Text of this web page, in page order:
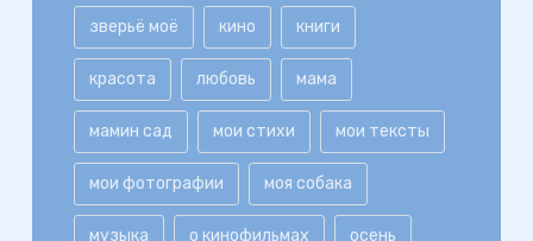
зверьё моё кино книги
красота любовь мама
мамин сад мои стихи мои тексты
мои фотографии моя собака
музыка о кинофильмах осень